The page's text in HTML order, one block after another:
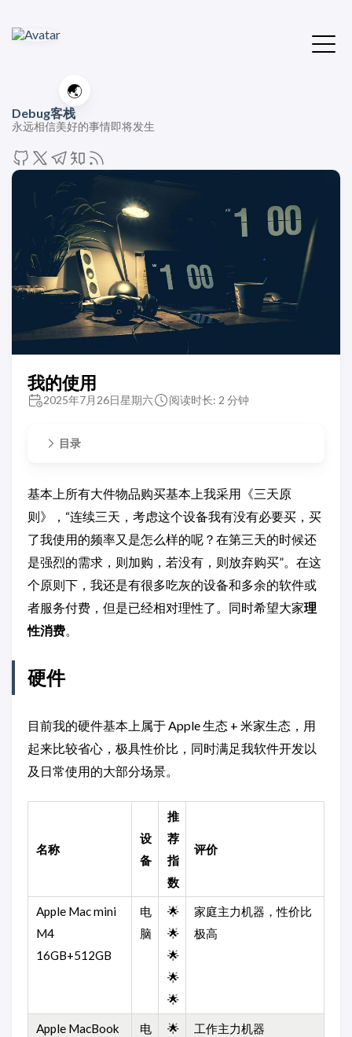
🌏
Debug客栈
永远相信美好的事情即将发生
我的使用
2025年7月26日星期六 阅读时长: 2 分钟
目录
基本上所有大件物品购买基本上我采用《三天原
则》，“连续三天，考虑这个设备我有没有必要买，买
了我使用的频率又是怎么样的呢？在第三天的时候还
是强烈的需求，则加购，若没有，则放弃购买”。在这
个原则下，我还是有很多吃灰的设备和多余的软件或
者服务付费，但是已经相对理性了。同时希望大家理
性消费。
硬件
目前我的硬件基本上属于 Apple 生态 + 米家生态，用
起来比较省心，极具性价比，同时满足我软件开发以
及日常使用的大部分场景。
名称
设
备
推
荐
指
数
评价
Apple Mac mini
M4
16GB+512GB
电
脑
🌟
🌟
🌟
🌟
🌟
家庭主力机器，性价比
极高
Apple MacBook
电
🌟
工作主力机器